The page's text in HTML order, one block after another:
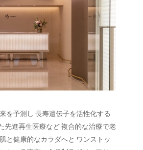
を予測し 長寿遺伝子を活性化する
先進再生医療など 複合的な治療で老
と健康的なカラダへと ワンストッ